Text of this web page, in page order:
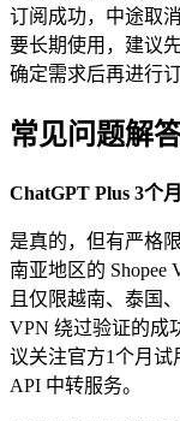
订阅成功，中途取
要长期使用，建议
确定需求后再进行订
常见问题解
ChatGPT Plus 3个
是真的，但有严格
南亚地区的 Shopee
且仅限越南、泰国
VPN 绕过验证的成
议关注官方1个月试
API 中转服务。